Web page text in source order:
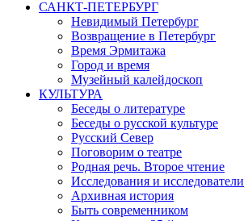
САНКТ-ПЕТЕРБУРГ
Невидимый Петербург
Возвращение в Петербург
Время Эрмитажа
Город и время
Музейный калейдоскоп
КУЛЬТУРА
Беседы о литературе
Беседы о русской культуре
Русский Север
Поговорим о театре
Родная речь. Второе чтение
Исследования и исследователи
Архивная история
Быть современником